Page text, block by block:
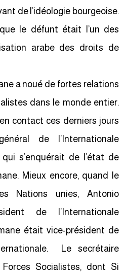
de l’idéologie bourgeoise.
le défunt était l’un des
arabe des droits de
a noué de fortes relations
dans le monde entier.
contact ces derniers jours
de l’Internationale
s’enquérait de l’état de
Mieux encore, quand le
Nations unies, Antonio
de l’Internationale
était vice-président de
Le secrétaire
Socialistes, dont Si